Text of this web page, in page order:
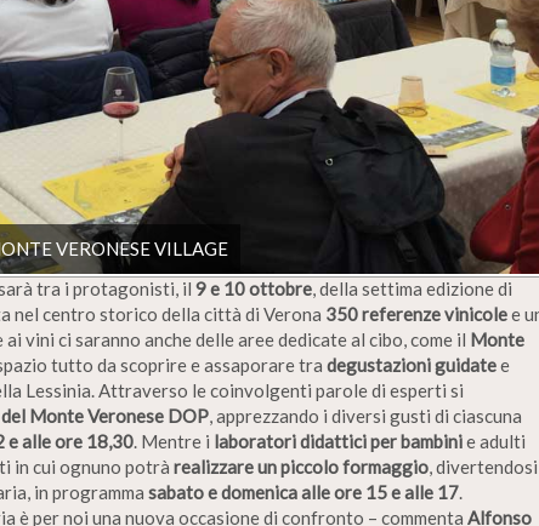
VERONESE VILLAGE
tra i protagonisti, il 9 e 10 ottobre, della settima edizione di
nel centro storico della città di Verona 350 referenze vinicolee
vini ci saranno anche delle aree dedicate al cibo, come il Monte
tutto da scoprire e assaporare tra degustazioni guidatee
Lessinia. Attraverso le coinvolgenti parole di esperti si
Monte Veronese DOP, apprezzando i diversi gusti di ciascuna
e alle ore 18,30. Mentre i laboratori didattici per bambinie adulti
in cui ognuno potrà realizzare un piccolo formaggio,
in programma sabato e domenica alle ore 15 e alle 17.
è per noi una nuova occasione di confronto – commenta Alfonso